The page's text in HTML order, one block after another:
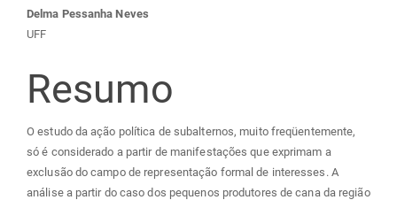
Conteúdo
do
artigo
principal
Delma Pessanha Neves
UFF
Resumo
O estudo da ação política de subalternos, muito freqüentemente,
só é considerado a partir de manifestações que exprimam a
exclusão do campo de representação formal de interesses. A
análise a partir do caso dos pequenos produtores de cana da região